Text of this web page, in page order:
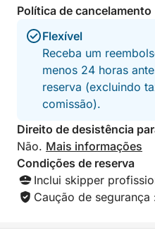
Política de cancelamento
Flexível
Receba um
menos 24 horas
reserva (excluindo
comissão).
Direito de desistência
Não. Mais informações
Condições de reserva
Inclui skipper
Caução de